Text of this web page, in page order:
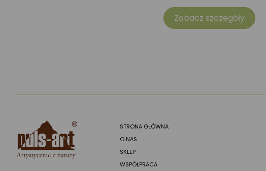
Zobacz szczegóły
STRONA GŁÓWNA
O NAS
SKLEP
WSPÓŁPRACA